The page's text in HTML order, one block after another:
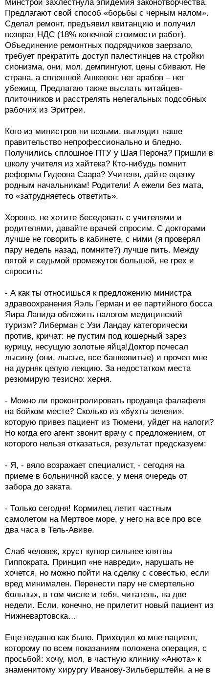
Минстрой захлестнула эпидемия законотворчества.
Предлагают свой способ «борьбы с черным налом».
Сделал ремонт, предъявил квитанцию и получил
возврат НДС (18% конечной стоимости работ).
Объединение ремонтных подрядчиков заерзало,
требует прекратить доступ палестинцев на стройки
сионизма, они, мол, демпингуют, цены сбивают. Не
страна, а сплошной Ашкелон: нет арабов – нет
убежищ. Предлагаю также выслать китайцев-
плиточников и расстрелять нелегальных подсобных
рабочих из Эритреи.
Кого из министров ни возьми, выглядит наше
правительство непрофессионально и бледно.
Получились сплошное ПТУ у Шая Перона? Пришли в
школу учителя из хайтека? Кто-нибудь помнит
реформы Гидеона Саара? Учителя, дайте оценку
родным начальникам! Родители! А ежели без мата,
то «затрудняетесь ответить».
Хорошо, не хотите беседовать с учителями и
родителями, давайте врачей спросим. С докторами
лучше не говорить в кабинете, с ними (я проверял
пару недель назад, помните?) лучше пить. Между
пятой и седьмой промежуток большой, не грех и
спросить:
- А как ты относишься к предложению министра
здравоохранения Яэль Герман и ее партийного босса
Яира Лапида обложить налогом медицинский
туризм? Либерман с Узи Ландау категорически
против, кричат: не пустим под кошерный зарез
курицу, несущую золотые яйца!Доктор почесал
лысину (они, лысые, все башковитые) и прочел мне
на дурняк целую лекцию. За недостатком места
резюмирую тезисно: херня.
- Можно ли проконтролировать продавца фалафеля
на бойком месте? Сколько из «бухты зелени»,
которую привез пациент из Тюмени, уйдет на налоги?
Но когда его агент звонит врачу с предложением, от
которого нельзя отказаться, результат предсказуем:
- Я, - вяло возражает специалист, - сегодня на
приеме в больничной кассе, у меня очередь от
забора до заката.
- Только сегодня! Кормилец летит частным
самолетом на Мертвое море, у него на все про все
два часа в Тель-Авиве.
Слаб человек, хруст купюр сильнее клятвы
Гиппократа. Принцип «не навреди», нарушать не
хочется, но можно пойти на сделку с совестью, если
вред минимален. Перенести пару не смертельно
больных, в том числе и тебя, читатель, на две
недели. Если, конечно, не прилетит новый пациент из
Нижневартовска…
Еще недавно как было. Приходил ко мне пациент,
которому по всем показаниям положена операция, с
просьбой: хочу, мол, в частную клинику «Анюта» к
знаменитому хирургу Иванову-Зильберштейн, а не в